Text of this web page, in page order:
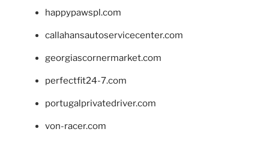
happypawspl.com
callahansautoservicecenter.com
georgiascornermarket.com
perfectfit24-7.com
portugalprivatedriver.com
von-racer.com